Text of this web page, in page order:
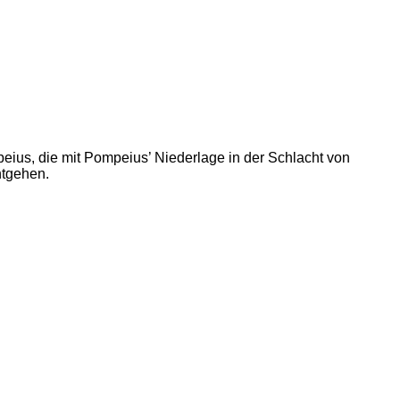
die mit Pompeius’ Niederlage in der Schlacht von